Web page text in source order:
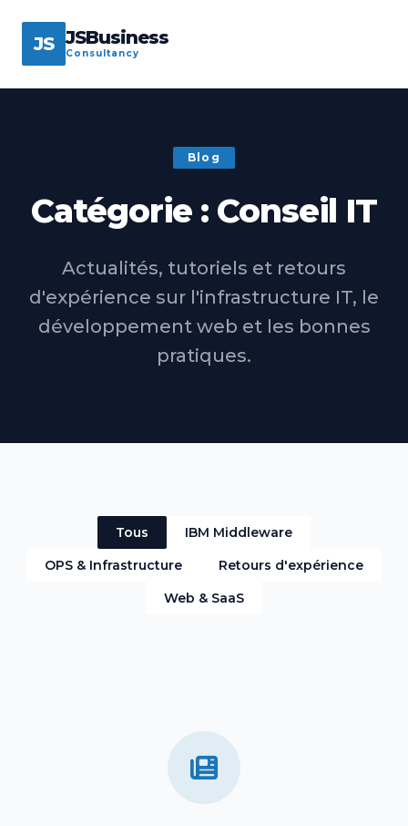
JS JSBusiness
Consultancy
Blog
Catégorie : Conseil IT
Actualités, tutoriels et retours
d'expérience sur l'infrastructure IT, le
développement web et les bonnes
pratiques.
Tous
IBM Middleware
OPS & Infrastructure
Retours d'expérience
Web & SaaS